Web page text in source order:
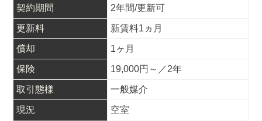
契約期間 2年間/更新可
更新料 新賃料1ヵ月
償却 1ヶ月
保険 19,000円～／2年
取引態様 一般媒介
現況 空室